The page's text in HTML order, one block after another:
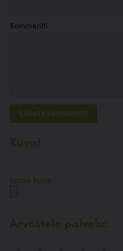
Kommentti
Kuvat
Lataa kuva
Arvostele palvelu: